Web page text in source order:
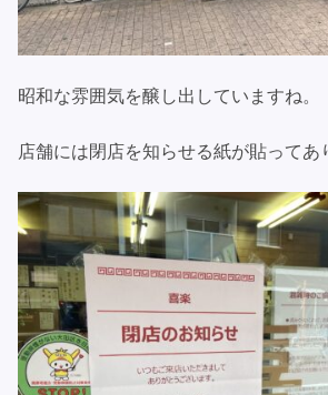
昭和な雰囲気を醸し出していますね。
店舗には閉店を知らせる紙が貼ってあ